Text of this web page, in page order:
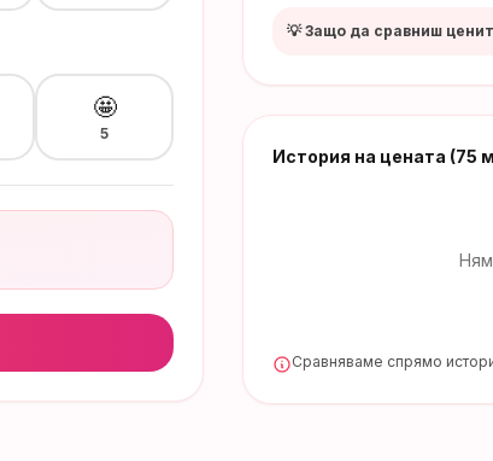
💡 Защо да сравниш
История на цената (75
Сравняваме спрямо
🤩
5